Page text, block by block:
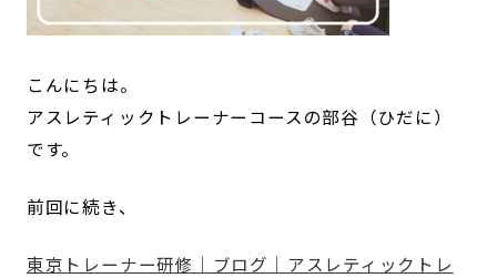
こんにちは。
アスレティックトレーナーコースの部谷（ひだに）
です。
前回に続き、
東京トレーナー研修｜ブログ｜アスレティックトレ